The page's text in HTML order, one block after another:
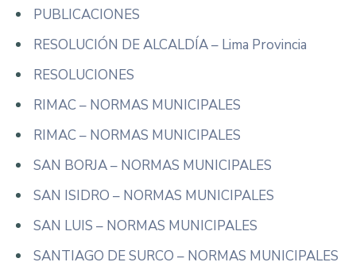
PUBLICACIONES
RESOLUCIÓN DE ALCALDÍA – Lima Provincia
RESOLUCIONES
RIMAC – NORMAS MUNICIPALES
RIMAC – NORMAS MUNICIPALES
SAN BORJA – NORMAS MUNICIPALES
SAN ISIDRO – NORMAS MUNICIPALES
SAN LUIS – NORMAS MUNICIPALES
SANTIAGO DE SURCO – NORMAS MUNICIPALES